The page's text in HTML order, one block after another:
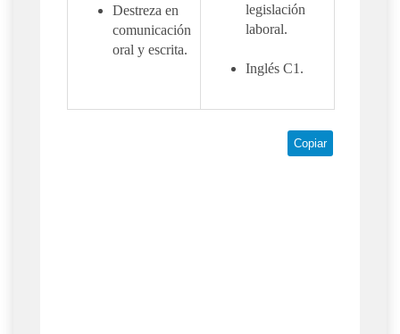
Destreza en
comunicación
oral y escrita.
legislación
laboral.
Inglés C1.
Copiar